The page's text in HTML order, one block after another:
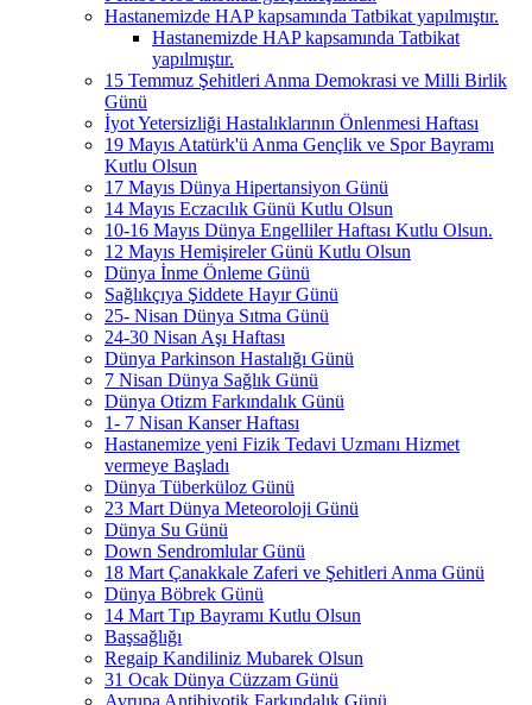
Hastanemizde HAP kapsamında Tatbikat yapılmıştır.
Hastanemizde HAP kapsamında Tatbikat
yapılmıştır.
15 Temmuz Şehitleri Anma Demokrasi ve Milli Birlik
Günü
İyot Yetersizliği Hastalıklarının Önlenmesi Haftası
19 Mayıs Atatürk'ü Anma Gençlik ve Spor Bayramı
Kutlu Olsun
17 Mayıs Dünya Hipertansiyon Günü
14 Mayıs Eczacılık Günü Kutlu Olsun
10-16 Mayıs Dünya Engelliler Haftası Kutlu Olsun.
12 Mayıs Hemişireler Günü Kutlu Olsun
Dünya İnme Önleme Günü
Sağlıkçıya Şiddete Hayır Günü
25- Nisan Dünya Sıtma Günü
24-30 Nisan Aşı Haftası
Dünya Parkinson Hastalığı Günü
7 Nisan Dünya Sağlık Günü
Dünya Otizm Farkındalık Günü
1- 7 Nisan Kanser Haftası
Hastanemize yeni Fizik Tedavi Uzmanı Hizmet
vermeye Başladı
Dünya Tüberküloz Günü
23 Mart Dünya Meteoroloji Günü
Dünya Su Günü
Down Sendromlular Günü
18 Mart Çanakkale Zaferi ve Şehitleri Anma Günü
Dünya Böbrek Günü
14 Mart Tıp Bayramı Kutlu Olsun
Başsağlığı
Regaip Kandiliniz Mubarek Olsun
31 Ocak Dünya Cüzzam Günü
Avrupa Antibiyotik Farkındalık Günü